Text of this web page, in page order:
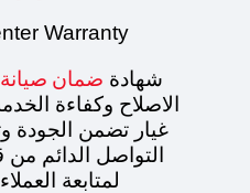
Warranty
شهادة ضمان صيانة
الاصلاح وكفاءة
غيار تضمن الجودة
التواصل الدائم
لمتابعة